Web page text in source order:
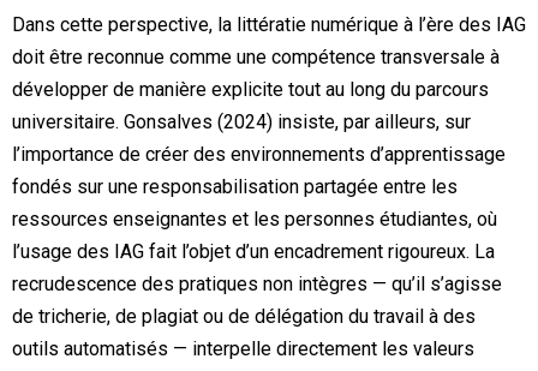
Dans cette perspective, la littératie numérique à l’ère des IAG
doit être reconnue comme une compétence transversale à
développer de manière explicite tout au long du parcours
universitaire. Gonsalves (2024) insiste, par ailleurs, sur
l’importance de créer des environnements d’apprentissage
fondés sur une responsabilisation partagée entre les
ressources enseignantes et les personnes étudiantes, où
l’usage des IAG fait l’objet d’un encadrement rigoureux. La
recrudescence des pratiques non intègres — qu’il s’agisse
de tricherie, de plagiat ou de délégation du travail à des
outils automatisés — interpelle directement les valeurs